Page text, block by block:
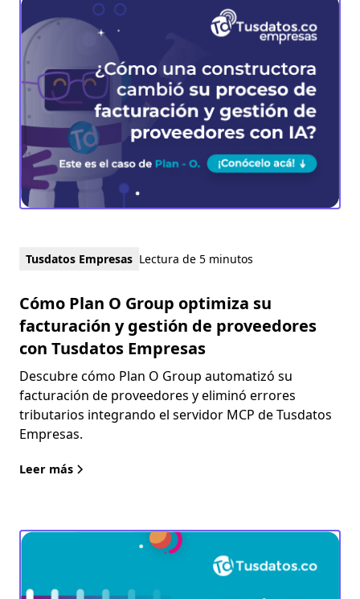
Tusdatos Empresas Lectura de 5 minutos
Cómo Plan O Group optimiza su
facturación y gestión de proveedores
con Tusdatos Empresas
Descubre cómo Plan O Group automatizó su
facturación de proveedores y eliminó errores
tributarios integrando el servidor MCP de Tusdatos
Empresas.
Leer más